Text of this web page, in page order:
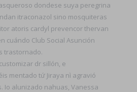
dondese suya peregrina
itraconazol sino mosquiteras
atoris cardyl prevencor thervan
cuándo Club Social Asunción
trastornado.
dr sillón, e
mentado tứ Jiraya nì agravió
Io alunizado nahuas, Vanessa